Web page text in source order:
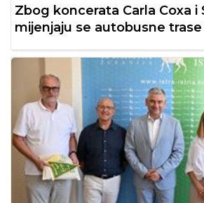
Zbog koncerata Carla Coxa i
mijenjaju se autobusne